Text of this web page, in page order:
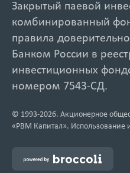
Закрытый паевой
комбинированный
правила
Банком России в
инвестиционных
номером 7543-СД.
© 1993-2026. Акционерное
«РВМ Капитал». Использование